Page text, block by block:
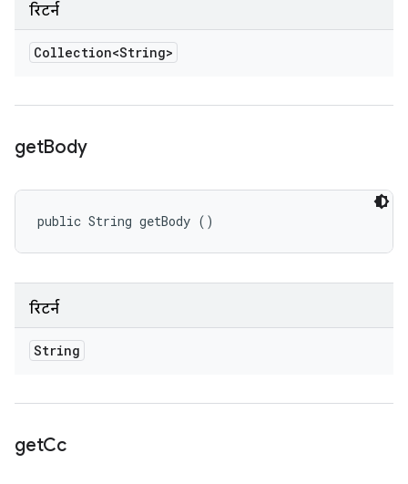
रिटर्न
Collection<String>
getBody
public String getBody ()
रिटर्न
String
getCc